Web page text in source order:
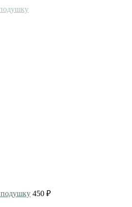
подушку 450 ₽